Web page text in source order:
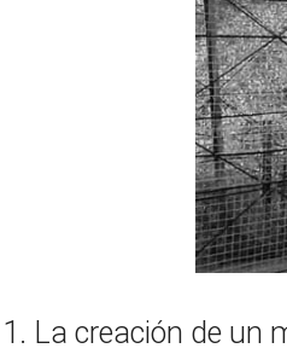
1. La creación de un